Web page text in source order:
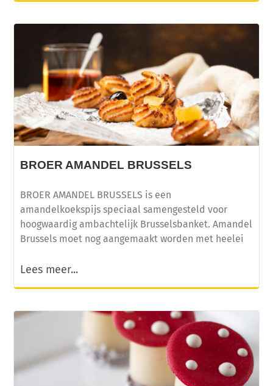
BROER AMANDEL BRUSSELS
BROER AMANDEL BRUSSELS is een
amandelkoekspijs speciaal samengesteld voor
hoogwaardig ambachtelijk Brusselsbanket. Amandel
Brussels moet nog aangemaakt worden met heelei
Lees meer...